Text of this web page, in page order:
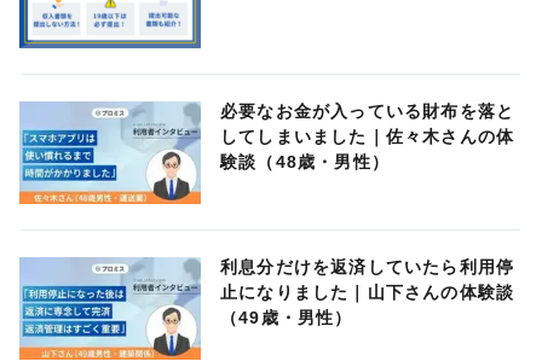
必要なお金が入っている財布を落と
してしまいました｜佐々木さんの体
験談（48歳・男性）
利息分だけを返済していたら利用停
止になりました｜山下さんの体験談
（49歳・男性）